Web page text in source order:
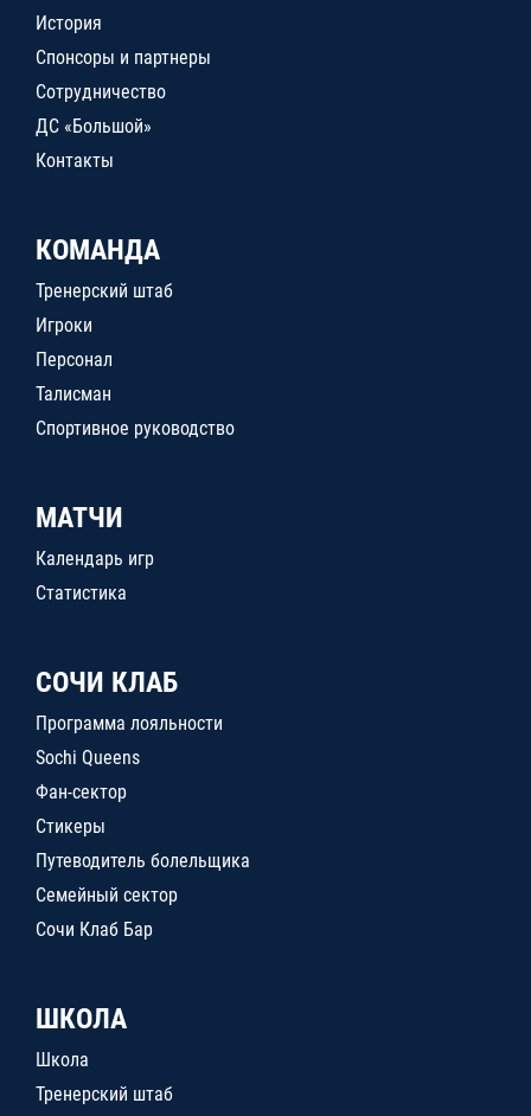
История
Спонсоры и партнеры
Сотрудничество
ДС «Большой»
Контакты
КОМАНДА
Тренерский штаб
Игроки
Персонал
Талисман
Спортивное руководство
МАТЧИ
Календарь игр
Статистика
СОЧИ КЛАБ
Программа лояльности
Sochi Queens
Фан-сектор
Стикеры
Путеводитель болельщика
Семейный сектор
Сочи Клаб Бар
ШКОЛА
Школа
Тренерский штаб